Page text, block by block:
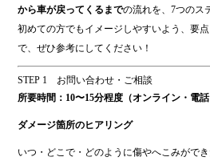
から車が戻ってくるまでの流れを、7つのス
初めての方でもイメージしやすいよう、要
で、ぜひ参考にしてください！
STEP 1 お問い合わせ・ご相談
所要時間：10〜15分程度（オンライン・電話
ダメージ箇所のヒアリング
いつ・どこで・どのように傷やへこみができ